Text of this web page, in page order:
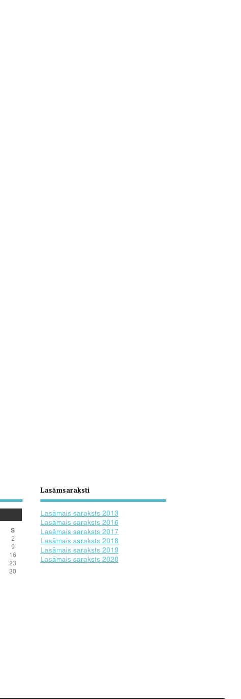
S
2
9
16
23
30
Lasāmsaraksti
Lasāmais saraksts 2013
Lasāmais saraksts 2016
Lasāmais saraksts 2017
Lasāmais saraksts 2018
Lasāmais saraksts 2019
Lasāmais saraksts 2020